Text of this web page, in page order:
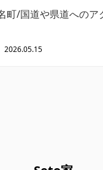
町/国道や県道への
2026.05.15